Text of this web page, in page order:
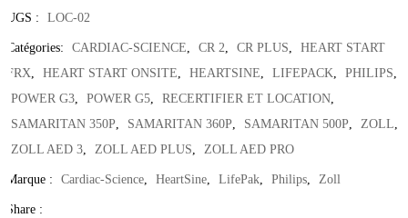
UGS : LOC-02
Catégories: CARDIAC-SCIENCE, CR 2, CR PLUS,
HEART START
FRX, HEART START ONSITE, HEARTSINE, LIFEPACK, PHILIPS,
POWER G3, POWER G5, RECERTIFIER ET LOCATION,
SAMARITAN 350P, SAMARITAN 360P, SAMARITAN 500P, ZOLL,
ZOLL AED 3, ZOLL AED PLUS, ZOLL AED PRO
Marque : Cardiac-Science, HeartSine, LifePak, Philips, Zoll
Share :